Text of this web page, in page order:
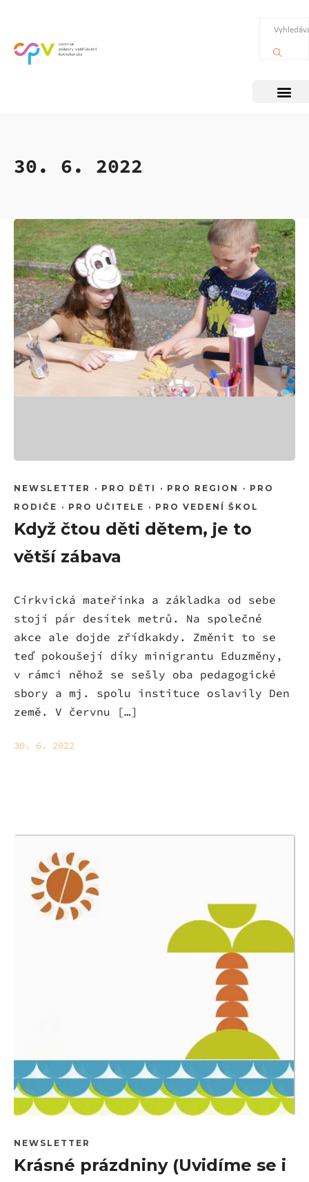
30. 6. 2022
NEWSLETTER · PRO DĚTI · PRO REGION · PRO
RODIČE · PRO UČITELE · PRO VEDENÍ ŠKOL
Když čtou děti dětem, je to
větší zábava
Církvická mateřinka a základka od sebe
stojí pár desítek metrů. Na společné
akce ale dojde zřídkakdy. Změnit to se
teď pokoušejí díky minigrantu Eduzměny,
v rámci něhož se sešly oba pedagogické
sbory a mj. spolu instituce oslavily Den
země. V červnu […]
30. 6. 2022
NEWSLETTER
Krásné prázdniny (Uvidíme se i